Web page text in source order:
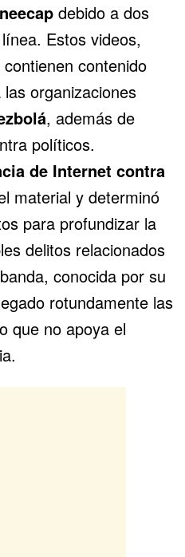
debido a dos
Estos videos,
contenido
organizaciones
, además de
políticos.
de Internet contra
material y determinó
para profundizar la
delitos relacionados
conocida por su
rotundamente las
que no apoya el